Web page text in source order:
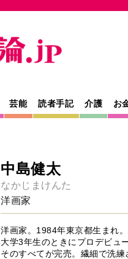
芸能 読者手記 介護 お
中島健太
なかじまけんた
洋画家
洋画家。1984年東京都生まれ
大学3年生のときにプロデビュ
そのすべてが完売。繊細で洗練